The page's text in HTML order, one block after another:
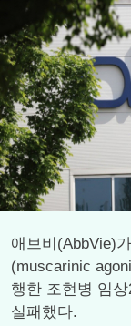
애브비(AbbVie)
(muscarinic
행한 조현병 임
실패했다.